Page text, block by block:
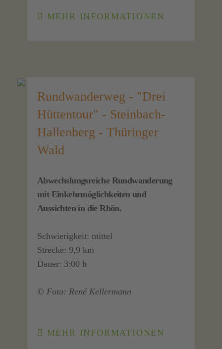
MEHR INFORMATIONEN
Rundwanderweg - "Drei
Hüttentour" - Steinbach-
Hallenberg - Thüringer
Wald
Abwechslungsreiche Rundwanderung
mit Einkehrmöglichkeiten und
Aussichten in die Rhön.
Schwierigkeit: mittel
Strecke: 9,9 km
Dauer: 3:00 h
© Foto: René Kellermann
MEHR INFORMATIONEN